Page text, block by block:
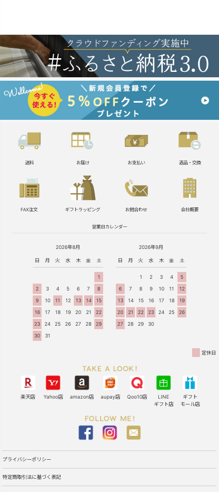
送料 お届け お支払い 返品・交換
FAX注文 ギフトラッピング お問合わせ 会社概要
営業日カレンダー
2026年8月
日 月 火 水 木 金 土
1
2
3 4 5 6 7
8
9
10 11 12 13 14
15
16
17 18 19 20 21
22
23
24 25 26 27 28
29
30
31
2026年9月
日 月 火 水 木 金 土
1 2 3 4
5
6
7 8 9 10 11
12
13
14 15 16 17 18
19
20
21 22 23 24 25
26
27
28 29 30
定休日
楽天店 Yahoo店 amazon店 aupay店 Qoo10店
LINE
ギフト店
ギフト
モール店
プライバシーポリシー
特定商取引法に基づく表記